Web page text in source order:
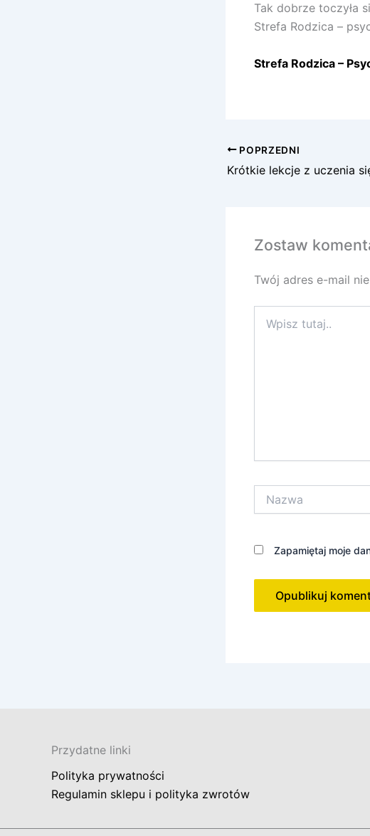
Tak dobrze toczyła
Strefa Rodzica –
Strefa Rodzica –
POPRZEDNI
Krótkie lekcje z uczenia
Zostaw
Twój adres e-mail
tutaj..
Zapamiętaj moje
Przydatne linki
Polityka prywatności
Regulamin sklepu i polityka zwrotów